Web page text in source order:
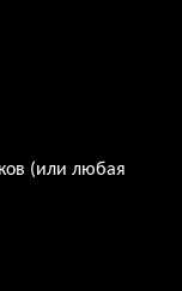
(или любая